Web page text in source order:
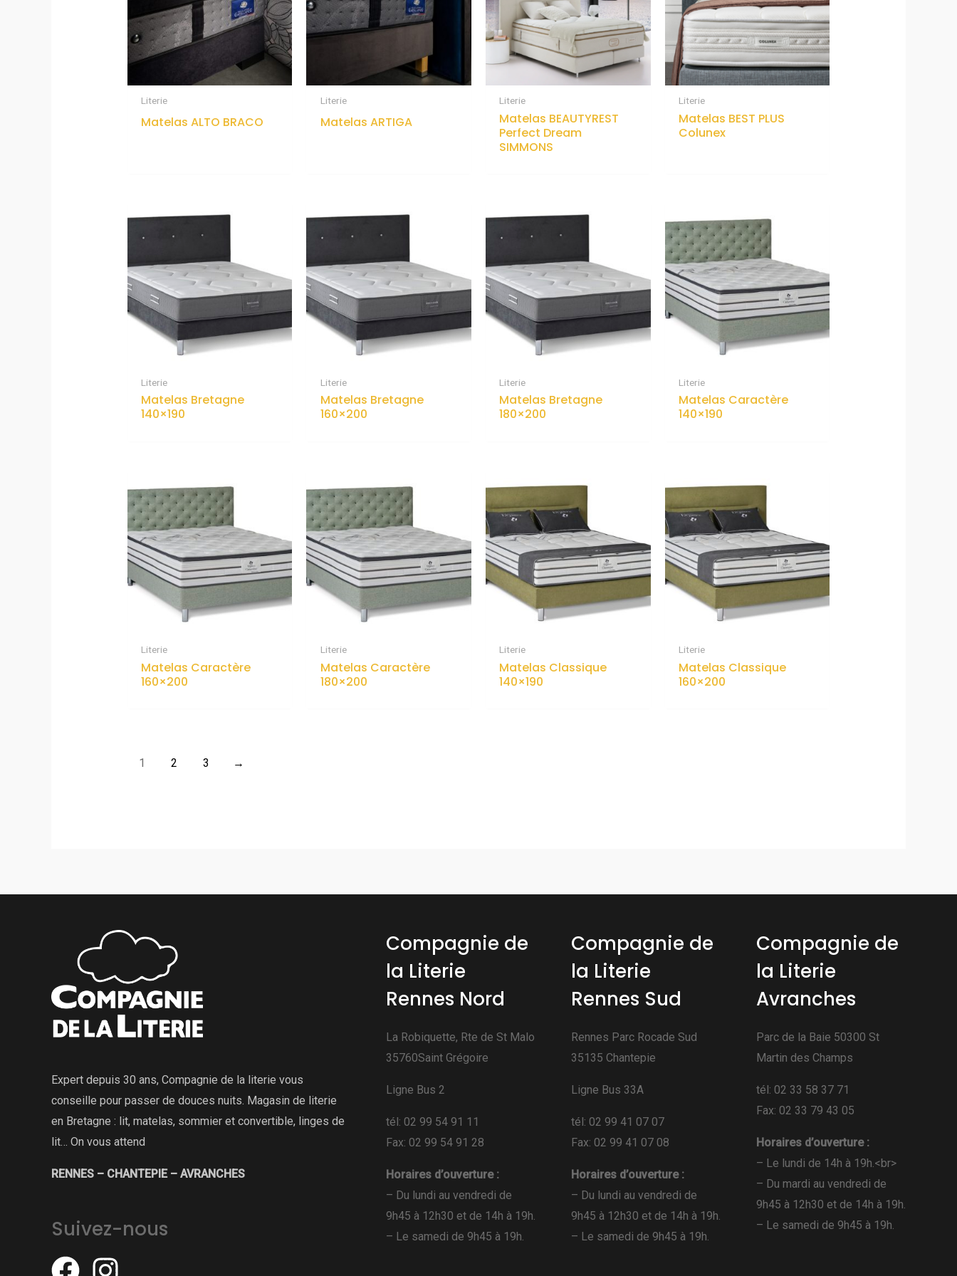
Literie
Matelas ALTO BRACO
Literie
Matelas ARTIGA
Literie
Matelas BEAUTYREST
Perfect Dream
SIMMONS
Literie
Matelas BEST PLUS
Colunex
Literie
Matelas Bretagne
140×190
Literie
Matelas Bretagne
160×200
Literie
Matelas Bretagne
180×200
Literie
Matelas Caractère
140×190
Literie
Matelas Caractère
160×200
Literie
Matelas Caractère
180×200
Literie
Matelas Classique
140×190
Literie
Matelas Classique
160×200
1 2 3 →
Expert depuis 30 ans, Compagnie de la literie vous
conseille pour passer de douces nuits. Magasin de literie
en Bretagne : lit, matelas, sommier et convertible, linges de
lit… On vous attend
RENNES – CHANTEPIE – AVRANCHES
Suivez-nous
Compagnie de
la Literie
Rennes Nord
La Robiquette, Rte de St Malo
35760Saint Grégoire
Ligne Bus 2
tél: 02 99 54 91 11
Fax: 02 99 54 91 28
Horaires d’ouverture :
– Du lundi au vendredi de
9h45 à 12h30 et de 14h à 19h.
– Le samedi de 9h45 à 19h.
Compagnie de
la Literie
Rennes Sud
Rennes Parc Rocade Sud
35135 Chantepie
Ligne Bus 33A
tél: 02 99 41 07 07
Fax: 02 99 41 07 08
Horaires d’ouverture :
– Du lundi au vendredi de
9h45 à 12h30 et de 14h à 19h.
– Le samedi de 9h45 à 19h.
Compagnie de
la Literie
Avranches
Parc de la Baie 50300 St
Martin des Champs
tél: 02 33 58 37 71
Fax: 02 33 79 43 05
Horaires d’ouverture :
– Le lundi de 14h à 19h.<br>
– Du mardi au vendredi de
9h45 à 12h30 et de 14h à 19h.
– Le samedi de 9h45 à 19h.